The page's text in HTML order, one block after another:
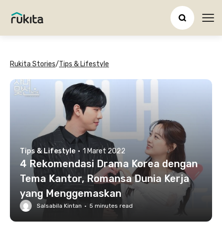
Rukita Stories/Tips & Lifestyle
Tips & Lifestyle · 1 Maret 2022
4 Rekomendasi Drama Korea dengan
Tema Kantor, Romansa Dunia Kerja
yang Menggemaskan
Salsabila Kintan · 5 minutes read